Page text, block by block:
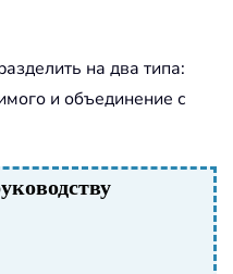
на два типа:
и объединение с